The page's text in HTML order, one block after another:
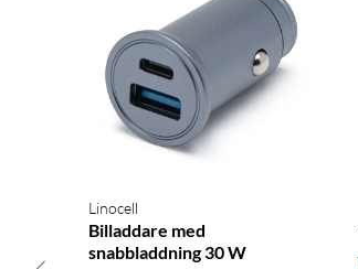
Linocell
Billaddare med
snabbladdning 30 W